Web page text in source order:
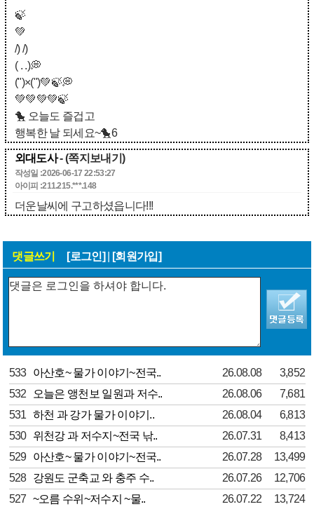
🍃
💚
/) /)
( . .)💭
(")×(")💚🍃💭
💚💚💚💚🍃
🐤 오늘도 즐겁고
행복한 날 되세요~🐤6
외대도사- (쪽지보내기)
작성일 :2026-06-17 22:53:27
아이피 :211.215.***.148
더운날씨에 구고하셨읍니다!!!
댓글쓰기 [로그인] [회원가입]
533 아산호~ 물가 이야기~전국.. 26.08.08
3,852
532
오늘은 앵천보 일원과 저수.. 26.08.06
7,681
531 하천 과 강가 물가 이야기.. 26.08.04
6,813
530
위천강 과 저수지~전국 낚.. 26.07.31
8,413
529
아산호~ 물가 이야기~전국.. 26.07.28
13,499
528
강원도 군축교 와 충주 수.. 26.07.26
12,706
527 ~오름 수위~저수지 ~물.. 26.07.22 13,724